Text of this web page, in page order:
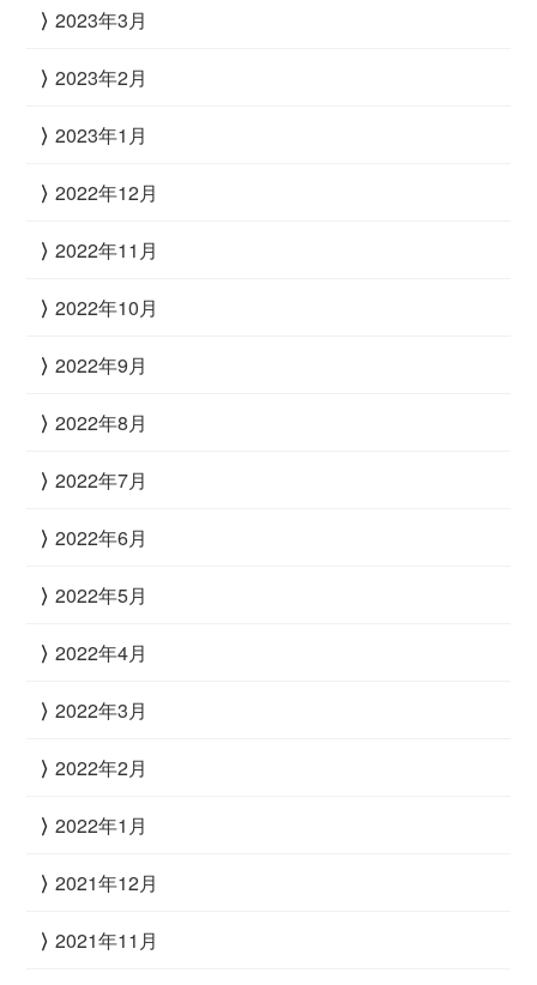
2023年3月
2023年2月
2023年1月
2022年12月
2022年11月
2022年10月
2022年9月
2022年8月
2022年7月
2022年6月
2022年5月
2022年4月
2022年3月
2022年2月
2022年1月
2021年12月
2021年11月